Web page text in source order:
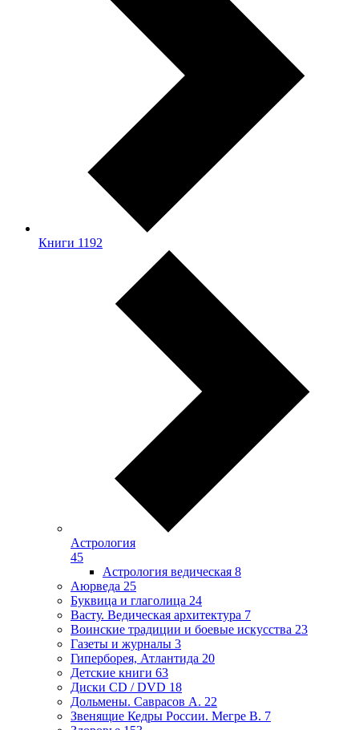
Книги 1192
Астрология
45
Астрология ведическая 8
Аюрведа 25
Буквица и глаголица 24
Васту. Ведическая архитектура 7
Воинские традиции и боевые искусства 23
Газеты и журналы 3
Гиперборея, Атлантида 20
Детские книги 63
Диски CD / DVD 18
Дольмены. Саврасов А. 22
Звенящие Кедры России. Мегре В. 7